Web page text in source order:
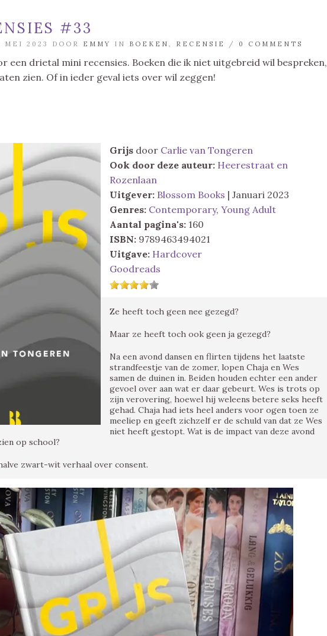
#33
MEI 2023 DOOR EMMY IN BOEKEN , RECENSIE / 0 COMMENTS
een drietal mini recensies. Boeken die ik niet uitgebreid wil bespreken,
zien. Of in ieder geval iets over wil zeggen!
Grijs door Carlie van Tongeren
Ook door deze auteur: Heerestraat en
Rozenlaan
Uitgever: Blossom Books | Januari 2023
Genres: Contemporary, Young Adult
Aantal pagina's: 160
ISBN: 9789463494021
Uitgave: Hardcover
Goodreads
Ze heeft toch geen nee gezegd?
Maar ze heeft toch ook geen ja gezegd?
Na een avond dansen en flirten tijdens het laatste
strandfeestje van de zomer, lopen Chaja en Wes
samen de duinen in. Beiden houden echter een ander
gevoel over aan wat er daar gebeurt. Wes is trots op
zijn verovering, hoewel hij weleens betere seks heeft
gehad. Chaja had iets heel anders voor ogen toen ze
meeliep en geeft zichzelf er de schuld van dat ze Wes
niet heeft gestopt. Wat is de impact van deze avond
op school?
zwart-wit verhaal over consent.